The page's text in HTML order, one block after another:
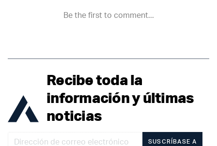
Recibe toda la
información y últimas
noticias
SUSCRÍBASE A